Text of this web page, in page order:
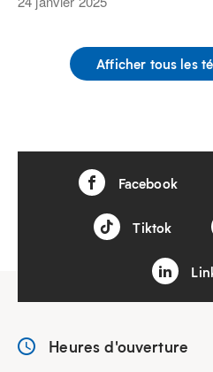
Afficher tous les
Facebook
Tiktok
Heures d'ouverture